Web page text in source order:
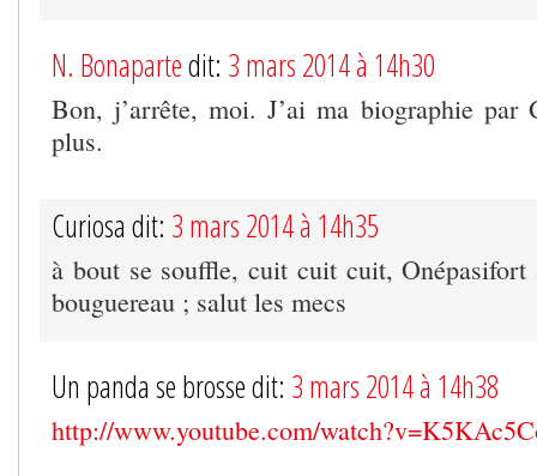
N. Bonapartedit: 3 mars 2014 à 14h30
Bon, j’arrête, moi. J’ai ma biographie
plus.
Curiosa dit: 3 mars 2014 à 14h35
à bout se souffle, cuit cuit cuit, Onépasifort
bouguereau ; salut les mecs
Un panda se brosse dit: 3 mars 2014 à 14h38
http://www.youtube.com/